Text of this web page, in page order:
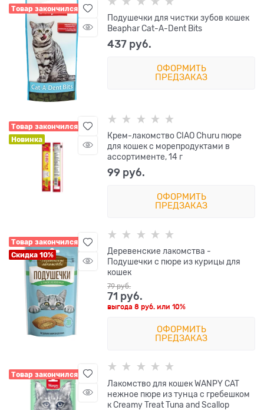
Товар закончился
Подушечки для чистки зубов кошек
Beaphar Cat-A-Dent Bits
437 руб.
ОФОРМИТЬ
ПРЕДЗАКАЗ
Товар закончился
Новинка
Крем-лакомство CIAO Churu пюре
для кошек с морепродуктами в
ассортименте, 14 г
99 руб.
ОФОРМИТЬ
ПРЕДЗАКАЗ
Товар закончился
Скидка 10%
Деревенские лакомства -
Подушечки с пюре из курицы для
кошек
79 руб.
71 руб.
выгода8 руб. или10%
ОФОРМИТЬ
ПРЕДЗАКАЗ
Товар закончился
Лакомство для кошек WANPY CAT
нежное пюре из тунца с гребешком
к Creamy Treat Tuna and Scallop